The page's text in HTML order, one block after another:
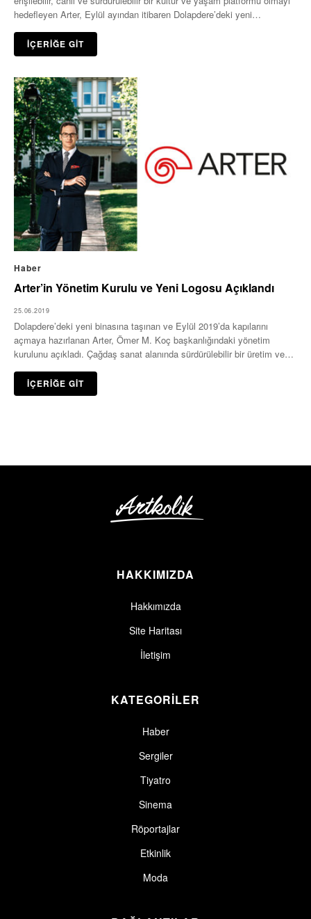
hedefleyen Arter, Eylül ayından itibaren Dolapdere’deki yeni…
İÇERİĞE GİT
Haber
Arter’in Yönetim Kurulu ve Yeni Logosu Açıklandı
25.06.2019
Dolapdere’deki yeni binasına taşınan ve Eylül 2019’da kapılarını
açmaya hazırlanan Arter, Ömer M. Koç başkanlığındaki yönetim
kurulunu açıkladı. Çağdaş sanat alanında sürdürülebilir bir üretim ve
İÇERİĞE GİT
HAKKIMIZDA
Hakkımızda
Site Haritası
İletişim
KATEGORİLER
Haber
Sergiler
Tiyatro
Sinema
Röportajlar
Etkinlik
Moda